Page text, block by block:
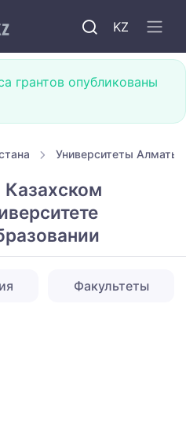
KZ
грантов опубликованы
Университеты Алматы
Казахском
Факультеты